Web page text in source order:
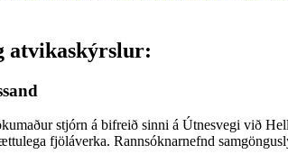
atvikaskýrslur:
stjórn á bifreið sinni á Útnesvegi við
fjöláverka. Rannsóknarnefnd